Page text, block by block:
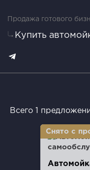
Продажа готового
Купить
Всего 1